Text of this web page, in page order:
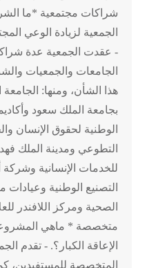
شراكات مجتمعية *ما
الجمعية لزيادة الوعي
- عقدت الجمعية عدة
الجامعات والجمعيات
هذا الشأن، ومنها: الجامعة
بجامعة الملك سعود
الوطنية لحقوق الإنسان
التطوعي ومدينة الملك
للخدمات الإنسانية
التصنيع الوطنية
الصحية ومركز اللافندر
متخصصة * ماهي
الإعاقة الكبار؟. - تقدم
المتخصصة للمستفيدين،